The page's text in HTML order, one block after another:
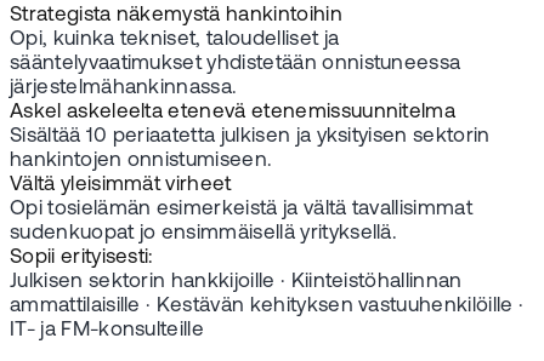
Strategista näkemystä hankintoihin
Opi, kuinka tekniset, taloudelliset ja
sääntelyvaatimukset yhdistetään onnistuneessa
järjestelmähankinnassa.
Askel askeleelta etenevä etenemissuunnitelma
Sisältää 10 periaatetta julkisen ja yksityisen sektorin
hankintojen onnistumiseen.
Vältä yleisimmät virheet
Opi tosielämän esimerkeistä ja vältä tavallisimmat
sudenkuopat jo ensimmäisellä yrityksellä.
Sopii erityisesti:
Julkisen sektorin hankkijoille · Kiinteistöhallinnan
ammattilaisille · Kestävän kehityksen vastuuhenkilöille ·
IT- ja FM-konsulteille